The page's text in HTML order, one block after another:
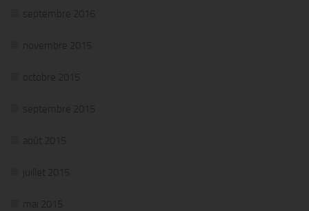
septembre 2016
novembre 2015
octobre 2015
septembre 2015
août 2015
juillet 2015
mai 2015